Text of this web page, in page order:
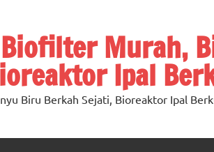
Murah,
Ipal
Biru Berkah Sejati, Bioreaktor Ipal